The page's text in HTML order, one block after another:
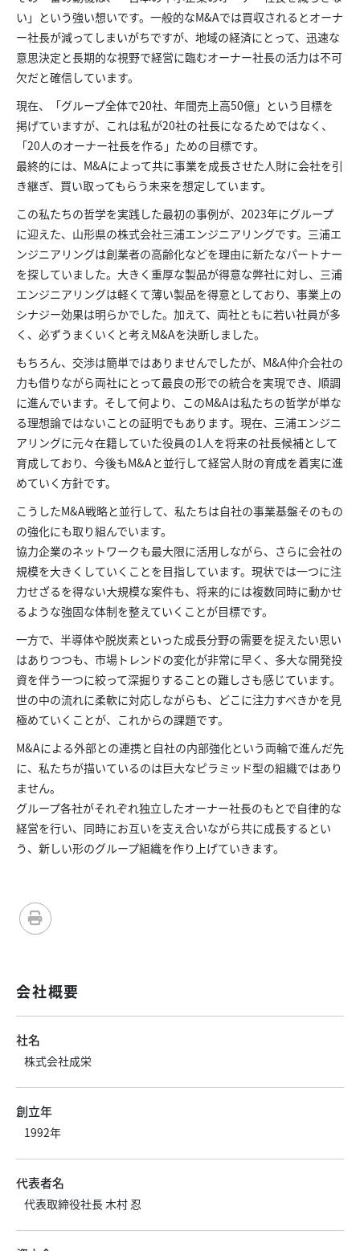
い」という強い想いです。一般的なM&Aでは買収されるとオーナ
ー社長が減ってしまいがちですが、地域の経済にとって、迅速な
意思決定と長期的な視野で経営に臨むオーナー社長の活力は不可
欠だと確信しています。
現在、「グループ全体で20社、年間売上高50億」という目標を
掲げていますが、これは私が20社の社長になるためではなく、
「20人のオーナー社長を作る」ための目標です。
最終的には、M&Aによって共に事業を成長させた人財に会社を引
き継ぎ、買い取ってもらう未来を想定しています。
この私たちの哲学を実践した最初の事例が、2023年にグループ
に迎えた、山形県の株式会社三浦エンジニアリングです。三浦エ
ンジニアリングは創業者の高齢化などを理由に新たなパートナー
を探していました。大きく重厚な製品が得意な弊社に対し、三浦
エンジニアリングは軽くて薄い製品を得意としており、事業上の
シナジー効果は明らかでした。加えて、両社ともに若い社員が多
く、必ずうまくいくと考えM&Aを決断しました。
もちろん、交渉は簡単ではありませんでしたが、M&A仲介会社の
力も借りながら両社にとって最良の形での統合を実現でき、順調
に進んでいます。そして何より、このM&Aは私たちの哲学が単な
る理想論ではないことの証明でもあります。現在、三浦エンジニ
アリングに元々在籍していた役員の1人を将来の社長候補として
育成しており、今後もM&Aと並行して経営人財の育成を着実に進
めていく方針です。
こうしたM&A戦略と並行して、私たちは自社の事業基盤そのもの
の強化にも取り組んでいます。
協力企業のネットワークも最大限に活用しながら、さらに会社の
規模を大きくしていくことを目指しています。現状では一つに注
力せざるを得ない大規模な案件も、将来的には複数同時に動かせ
るような強固な体制を整えていくことが目標です。
一方で、半導体や脱炭素といった成長分野の需要を捉えたい思い
はありつつも、市場トレンドの変化が非常に早く、多大な開発投
資を伴う一つに絞って深掘りすることの難しさも感じています。
世の中の流れに柔軟に対応しながらも、どこに注力すべきかを見
極めていくことが、これからの課題です。
M&Aによる外部との連携と自社の内部強化という両輪で進んだ先
に、私たちが描いているのは巨大なピラミッド型の組織ではあり
ません。
グループ各社がそれぞれ独立したオーナー社長のもとで自律的な
経営を行い、同時にお互いを支え合いながら共に成長するとい
う、新しい形のグループ組織を作り上げていきます。
会社概要
社名
株式会社成栄
創立年
1992年
代表者名
代表取締役社長 木村 忍